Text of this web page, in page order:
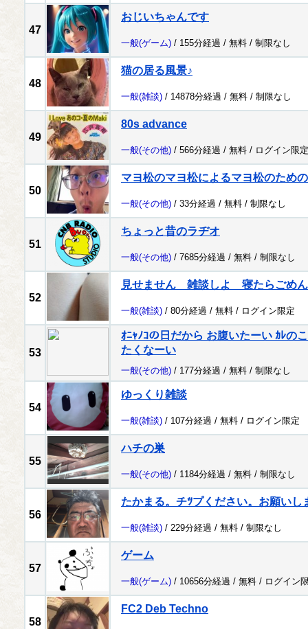
47
おじいちゃんです
一般(ゲーム) / 155分経過 / 無料 / 制限なし
48
猫の居る風景♪
一般(雑談) / 14878分経過 / 無料 / 制限なし
49
80s advance
一般(その他) / 566分経過 / 無料 / ログイン限定
50
マヨ松のマヨ松によるマヨ松のため
一般(その他) / 33分経過 / 無料 / 制限なし
51
ちょっと昔のラヂオ
一般(その他) / 7685分経過 / 無料 / 制限なし
52
見せません 雑談しよ 寝たらごめん
一般(雑談) / 80分経過 / 無料 / ログイン限定
53
ｵﾆｬﾉｺの日だから お腹いたーい ｶﾚの
たくなーい
一般(その他) / 177分経過 / 無料 / 制限なし
54
ゆっくり雑談
一般(雑談) / 107分経過 / 無料 / ログイン限定
55
ハチの巣
一般(その他) / 1184分経過 / 無料 / 制限なし
56
たかまる。チﾂプください。お願いし
一般(雑談) / 229分経過 / 無料 / 制限なし
57
ゲーム
一般(ゲーム) / 10656分経過 / 無料 / ログイン
58
FC2 Deb Techno